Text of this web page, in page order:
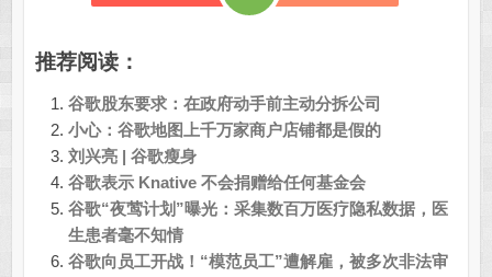
推荐阅读：
谷歌股东要求：在政府动手前主动分拆公司
小心：谷歌地图上千万家商户店铺都是假的
刘兴亮 | 谷歌瘦身
谷歌表示 Knative 不会捐赠给任何基金会
谷歌“夜莺计划”曝光：采集数百万医疗隐私数据，医
生患者毫不知情
谷歌向员工开战！“模范员工”遭解雇，被多次非法审